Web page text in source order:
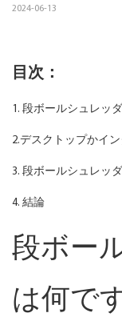
2024-06-13
目次：
1. 段ボールシュレッ
2.デスクトップかイ
3. 段ボールシュレッ
4. 結論
段ボー
は何で